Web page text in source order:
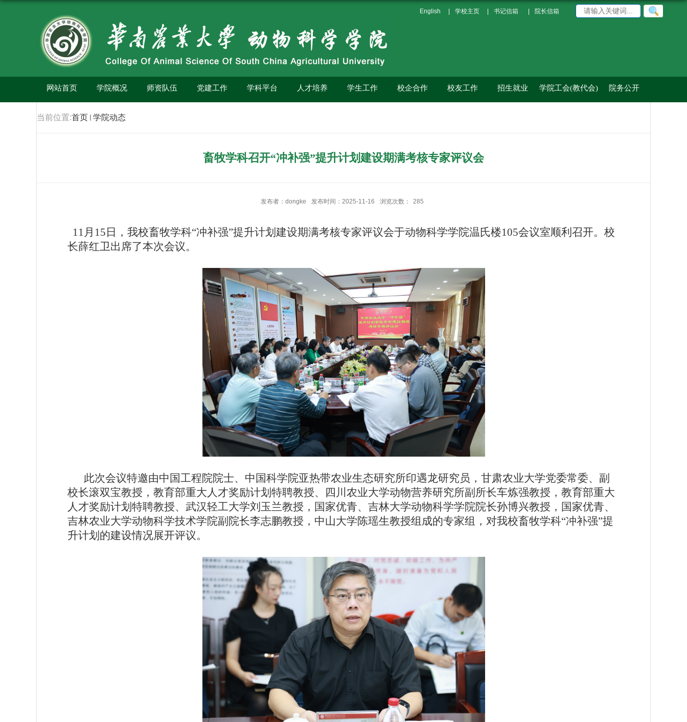
English 学校主页 书记信箱 院长信箱
网站首页 学院概况 师资队伍 党建工作 学科平台 人才培养 学生工作 校企合作 校友工作 招生就业 学院工会(教代会) 院务公开
当前位置:首页 学院动态
畜牧学科召开“冲补强”提升计划建设期满考核专家评议会
发布者：dongke 发布时间：2025-11-16 浏览次数： 285
11月15日，我校畜牧学科“冲补强”提升计划建设期满考核专家评议会于动物科学学院温氏楼105会议室顺利召开。校
长薛红卫出席了本次会议。
此次会议特邀由中国工程院院士、中国科学院亚热带农业生态研究所印遇龙研究员，甘肃农业大学党委常委、副
校长滚双宝教授，教育部重大人才奖励计划特聘教授、四川农业大学动物营养研究所副所长车炼强教授，教育部重大
人才奖励计划特聘教授、武汉轻工大学刘玉兰教授，国家优青、吉林大学动物科学学院院长孙博兴教授，国家优青、
吉林农业大学动物科学技术学院副院长李志鹏教授，中山大学陈瑶生教授组成的专家组，对我校畜牧学科“冲补强”提
升计划的建设情况展开评议。